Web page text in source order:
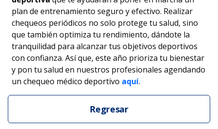
plan de entrenamiento seguro y efectivo. Realizar
chequeos periódicos no solo protege tu salud, sino
que también optimiza tu rendimiento, dándote la
tranquilidad para alcanzar tus objetivos deportivos
con confianza. Así que, este año prioriza tu bienestar
y pon tu salud en nuestros profesionales agendando
un chequeo médico deportivo aquí.
Regresar